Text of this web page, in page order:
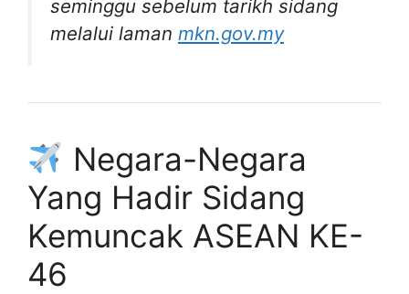
seminggu sebelum tarikh sidang
melalui laman mkn.gov.my
Negara-Negara
Yang Hadir Sidang
Kemuncak ASEAN KE-
46